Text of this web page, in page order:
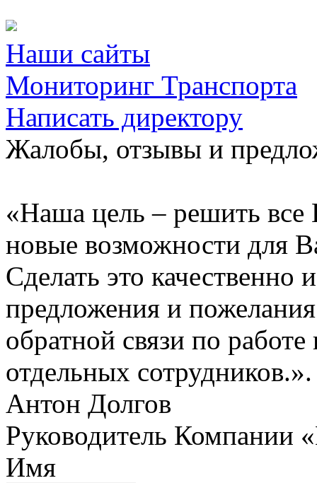
Наши сайты
Мониторинг Транспорта
Написать директору
Жалобы, отзывы и
«Наша цель – решить все
новые возможности для
Сделать это
предложения и
обратной связи по
отдельных сотрудников.».
Антон Долгов
Руководитель Компании
Имя